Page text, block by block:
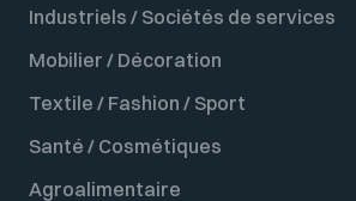
Industriels / Sociétés de services
Mobilier / Décoration
Textile / Fashion / Sport
Santé / Cosmétiques
Agroalimentaire